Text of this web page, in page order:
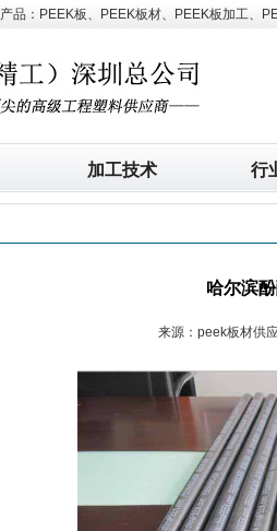
品：PEEK板、PEEK板材、PEEK板加工、
加工技术 行
哈尔滨
来源：peek板材供